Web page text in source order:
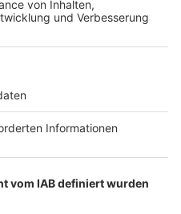
und Erft
in Hürth weiter offen
Rheinland werden
Stellwerk